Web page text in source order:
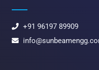
+91 96197 89909